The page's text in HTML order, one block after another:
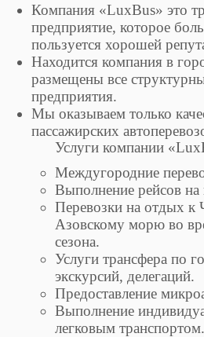
Компания «LuxBus» это
предприятие, которое
пользуется хорошей
Находится компания в
размещены все
предприятия.
Мы оказываем только
пассажирских
Услуги компании
Междугородние
Выполнение рейсов
Перевозки на отдых к
Азовскому морю во
сезона.
Услуги трансфера по
экскурсий, делегаций.
Предоставление
Выполнение
легковым транспортом.